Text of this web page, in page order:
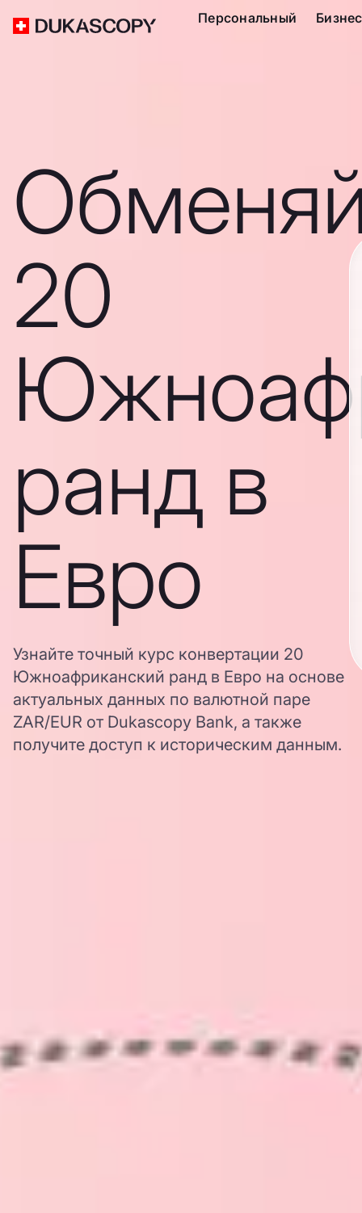
Персональный Бизнес
20
ранд в
Евро
Узнайте точный курс конвертации 20
Южноафриканский ранд в Евро на основе
актуальных данных по валютной паре
ZAR/EUR от Dukascopy Bank, а также
получите доступ к историческим данным.